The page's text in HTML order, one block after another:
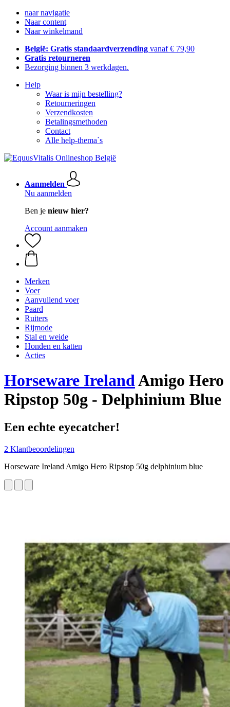
naar navigatie
Naar content
Naar winkelmand
België: Gratis standaardverzending vanaf € 79,90
Gratis retourneren
Bezorging binnen 3 werkdagen.
Help
Waar is mijn bestelling?
Retourneringen
Verzendkosten
Betalingsmethoden
Contact
Alle help-thema`s
Aanmelden
Nu aanmelden
Ben je nieuw hier?
Account aanmaken
Merken
Voer
Aanvullend voer
Paard
Ruiters
Rijmode
Stal en weide
Honden en katten
Acties
Horseware IrelandAmigo Hero
Ripstop 50g - Delphinium Blue
Een echte eyecatcher!
2 Klantbeoordelingen
Horseware Ireland Amigo Hero Ripstop 50g delphinium blue